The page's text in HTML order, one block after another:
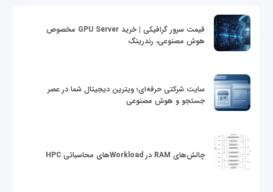
قیمت سرور گرافیکی | خرید GPU Server مخصوص
هوش مصنوعی، رندرینگ
سایت شرکتی حرفه‌ای؛ ویترین دیجیتال شما در عصر
جستجو و هوش مصنوعی
چالش‌های RAM در Workloadهای محاسباتی HPC